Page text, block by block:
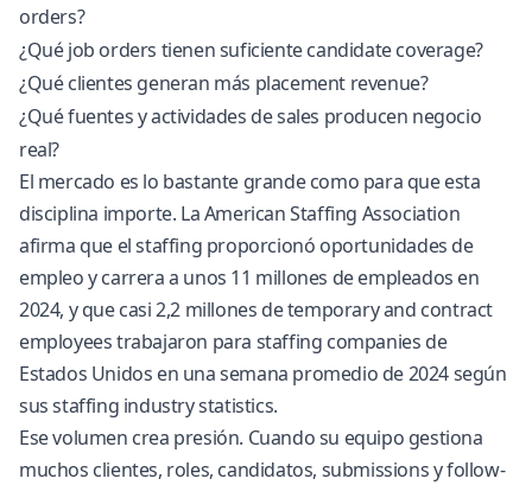
orders?
¿Qué job orders tienen suficiente candidate coverage?
¿Qué clientes generan más placement revenue?
¿Qué fuentes y actividades de sales producen negocio
real?
El mercado es lo bastante grande como para que esta
disciplina importe. La American Staffing Association
afirma que el staffing proporcionó oportunidades de
empleo y carrera a unos 11 millones de empleados en
2024, y que casi 2,2 millones de temporary and contract
employees trabajaron para staffing companies de
Estados Unidos en una semana promedio de 2024según
sus staffing industry statistics.
Ese volumen crea presión. Cuando su equipo gestiona
muchos clientes, roles, candidatos, submissions y follow-